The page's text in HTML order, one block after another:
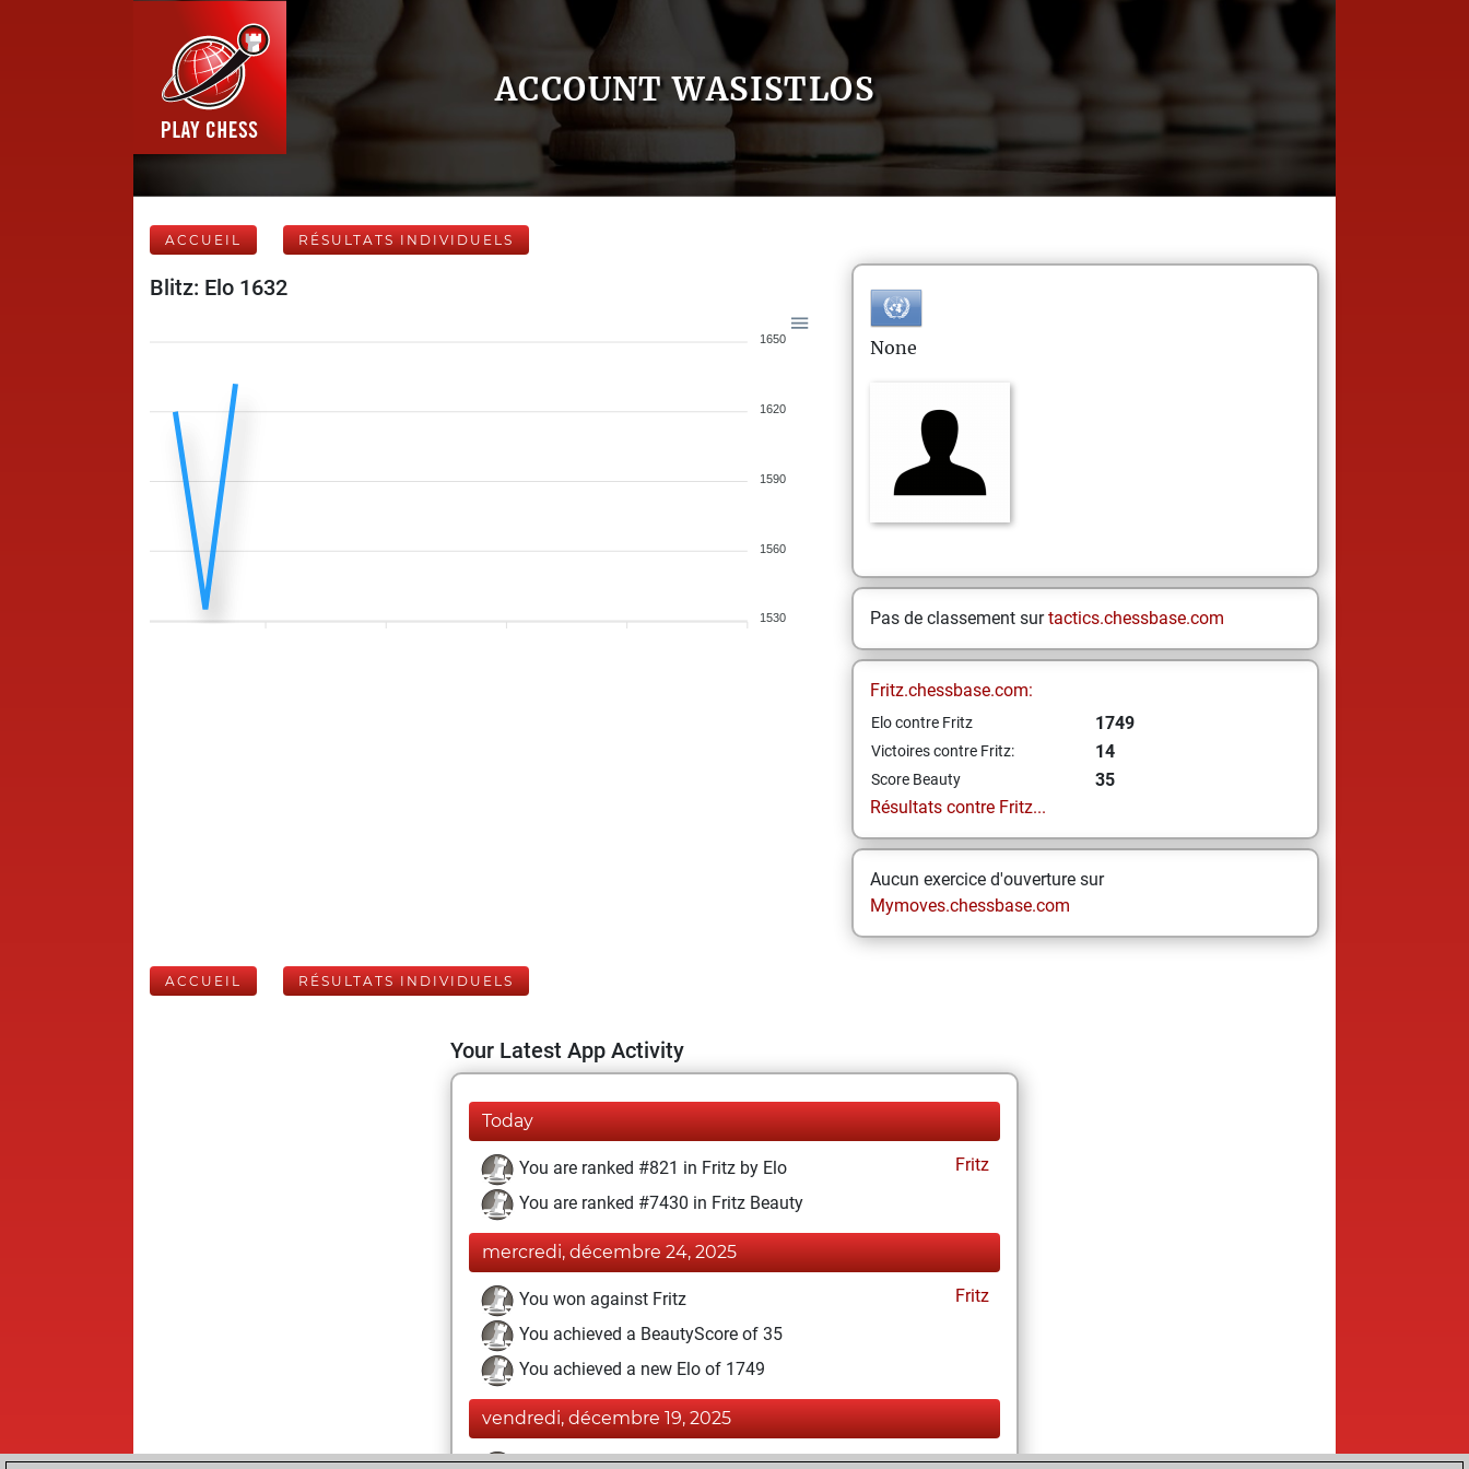
ACCOUNT WASISTLOS
ACCUEIL RÉSULTATS INDIVIDUELS
Blitz: Elo 1632
1650
1620
1590
1560
1530
None
Pas de classement surtactics.chessbase.com
Fritz.chessbase.com:
Elo contre Fritz 1749
Victoires contre Fritz: 14
Score Beauty
35
Résultats contre Fritz...
Aucun exercice d'ouverture sur
Mymoves.chessbase.com
ACCUEIL RÉSULTATS INDIVIDUELS
Your Latest App Activity
Today
You are ranked #821 in Fritz by Elo
Fritz
You are ranked #7430 in Fritz Beauty
mercredi, décembre 24, 2025
You won against Fritz
Fritz
You achieved a BeautyScore of 35
You achieved a new Elo of 1749
vendredi, décembre 19, 2025
Fritz